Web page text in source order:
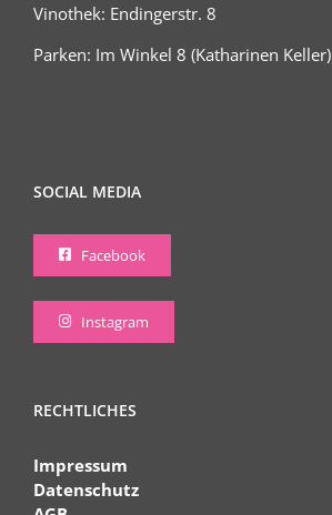
Vinothek: Endingerstr. 8
Parken: Im Winkel 8 (Katharinen Keller)
SOCIAL MEDIA
Facebook
Instagram
RECHTLICHES
Impressum
Datenschutz